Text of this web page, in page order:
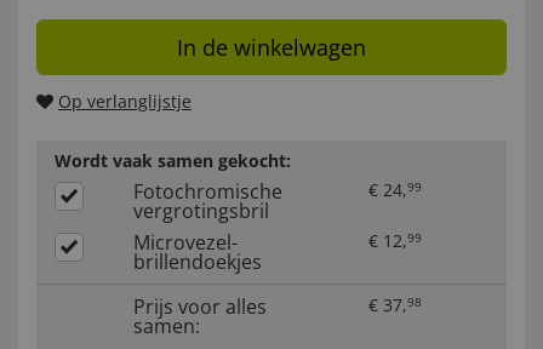
In de winkelwagen
Op verlanglijstje
Wordt vaak samen gekocht:
Fotochromische
vergrotingsbril
€ 24,99
Microvezel-
brillendoekjes
€ 12,99
Prijs voor alles
samen:
€ 37,98